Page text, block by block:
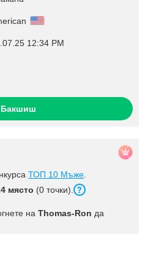
12:34 PM
Бакшиш
ТОП 10 Мъже
място (0 точки).
на Thomas-Ron да